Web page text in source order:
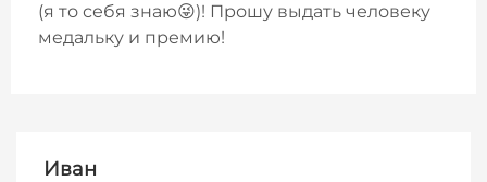
(я то себя знаю😜)! Прошу выдать человеку
медальку и премию!
Иван